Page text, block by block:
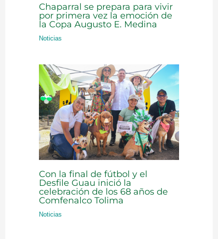
Chaparral se prepara para vivir
por primera vez la emoción de
la Copa Augusto E. Medina
Noticias
Con la final de fútbol y el
Desfile Guau inició la
celebración de los 68 años de
Comfenalco Tolima
Noticias